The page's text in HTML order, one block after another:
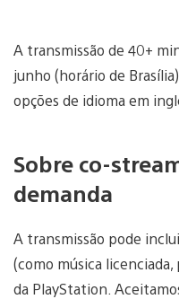
A transmissão de 40+
junho (horário de
opções de idioma em
Sobre co-
demanda
A transmissão pode
(como música
da PlayStation.